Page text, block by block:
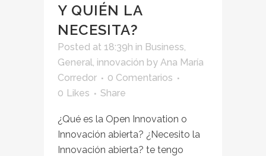
Y QUIÉN LA
NECESITA?
Posted at 18:39h in Business,
General, innovación by Ana María
Corredor
0 Comentarios
0 Likes Share
¿Qué es la Open Innovation o
Innovación abierta? ¿Necesito la
Innovación abierta? te tengo